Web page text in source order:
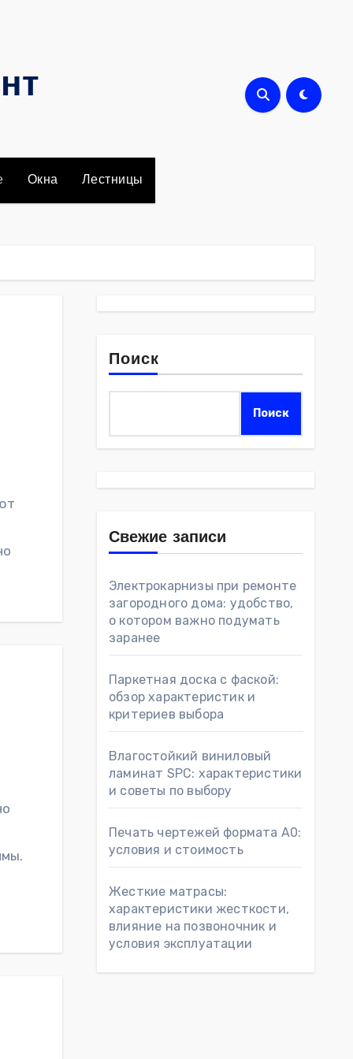
Окна Лестницы
Поиск
Поиск
Свежие записи
Электрокарнизы при ремонте
загородного дома: удобство,
о котором важно подумать
заранее
Паркетная доска с фаской:
обзор характеристик и
критериев выбора
Влагостойкий виниловый
ламинат SPC: характеристики
и советы по выбору
Печать чертежей формата А0:
условия и стоимость
Жесткие матрасы:
характеристики жесткости,
влияние на позвоночник и
условия эксплуатации